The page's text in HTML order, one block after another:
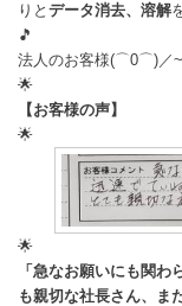
りと データ消去、溶解
🎵
法人のお客様(⌒0⌒)／
🌟
【お客様の声】
🌟
🌟
「急なお願いにも関
も親切な社長さん、ま